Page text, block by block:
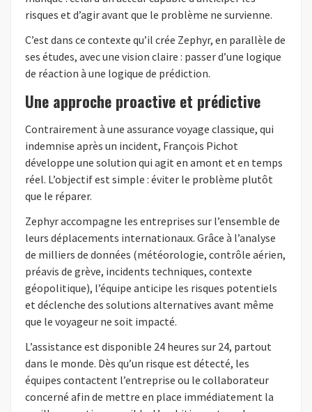
risques et d’agir avant que le problème ne survienne.
C’est dans ce contexte qu’il crée Zephyr, en parallèle de
ses études, avec une vision claire : passer d’une logique
de réaction à une logique de prédiction.
Une approche proactive et prédictive
Contrairement à une assurance voyage classique, qui
indemnise après un incident, François Pichot
développe une solution qui agit en amont et en temps
réel. L’objectif est simple : éviter le problème plutôt
que le réparer.
Zephyr accompagne les entreprises sur l’ensemble de
leurs déplacements internationaux. Grâce à l’analyse
de milliers de données (météorologie, contrôle aérien,
préavis de grève, incidents techniques, contexte
géopolitique), l’équipe anticipe les risques potentiels
et déclenche des solutions alternatives avant même
que le voyageur ne soit impacté.
L’assistance est disponible 24 heures sur 24, partout
dans le monde. Dès qu’un risque est détecté, les
équipes contactent l’entreprise ou le collaborateur
concerné afin de mettre en place immédiatement la